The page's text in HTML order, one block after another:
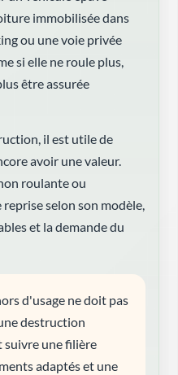
immobilisée dans
ou une voie privée
si elle ne roule plus,
être assurée
il est utile de
avoir une valeur.
roulante ou
selon son modèle,
et la demande du
d'usage ne doit pas
destruction
suivre une filière
adaptés et une